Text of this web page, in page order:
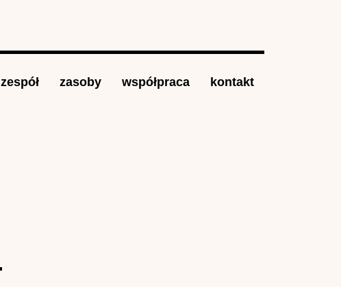
zespół zasoby współpraca kontakt